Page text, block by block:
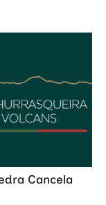
Cancela